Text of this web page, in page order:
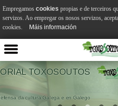
Empregamos cookies propias e de terceiros
servizos. Ao empregar os nosos servizos,
cookies.
Máis información